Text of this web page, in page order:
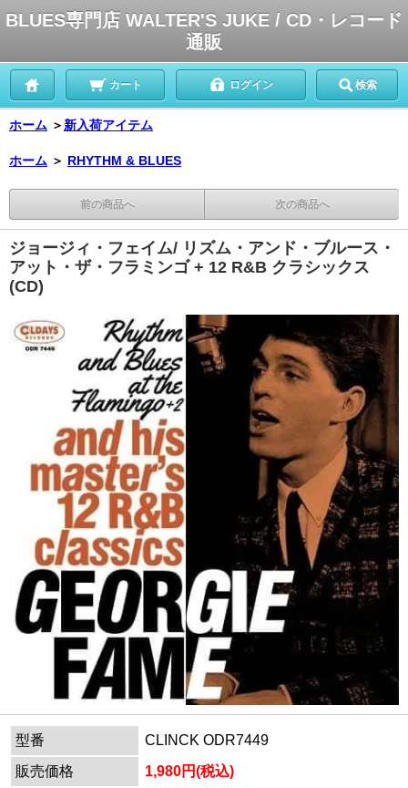
BLUES専門店 WALTER'S JUKE / CD・レコード
通販
カート ログイン 検索
ホーム ＞ 新入荷アイテム
ホーム ＞ RHYTHM & BLUES
前の商品へ 次の商品へ
ジョージィ・フェイム/ リズム・アンド・ブルース・
アット・ザ・フラミンゴ + 12 R&B クラシックス
(CD)
型番
CLINCK ODR7449
販売価格
1,980円(税込)